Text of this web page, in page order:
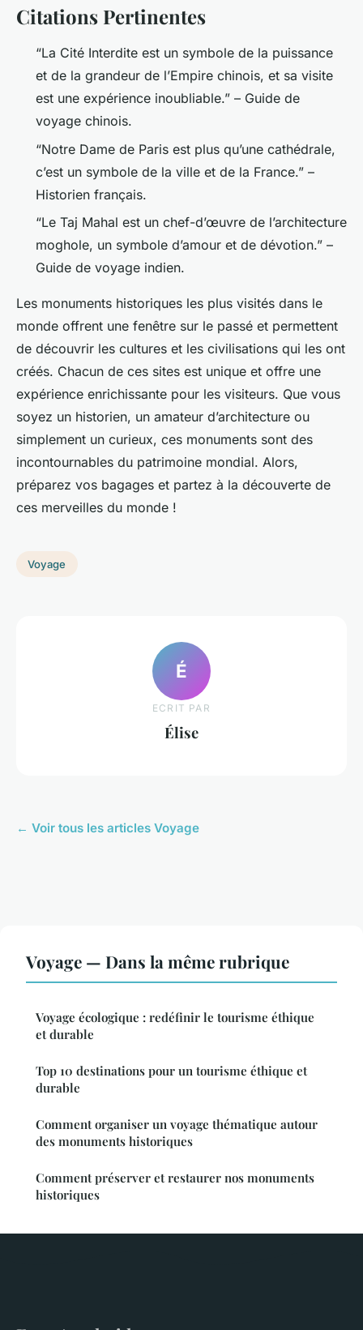
Citations Pertinentes
“La Cité Interdite est un symbole de la puissance
et de la grandeur de l’Empire chinois, et sa visite
est une expérience inoubliable.” – Guide de
voyage chinois.
“Notre Dame de Paris est plus qu’une cathédrale,
c’est un symbole de la ville et de la France.” –
Historien français.
“Le Taj Mahal est un chef-d’œuvre de l’architecture
moghole, un symbole d’amour et de dévotion.” –
Guide de voyage indien.
Les monuments historiques les plus visités dans le
monde offrent une fenêtre sur le passé et permettent
de découvrir les cultures et les civilisations qui les ont
créés. Chacun de ces sites est unique et offre une
expérience enrichissante pour les visiteurs. Que vous
soyez un historien, un amateur d’architecture ou
simplement un curieux, ces monuments sont des
incontournables du patrimoine mondial. Alors,
préparez vos bagages et partez à la découverte de
ces merveilles du monde !
Voyage
É
ECRIT PAR
Élise
← Voir tous les articles Voyage
Voyage — Dans la même rubrique
Voyage écologique : redéfinir le tourisme éthique
et durable
Top 10 destinations pour un tourisme éthique et
durable
Comment organiser un voyage thématique autour
des monuments historiques
Comment préserver et restaurer nos monuments
historiques